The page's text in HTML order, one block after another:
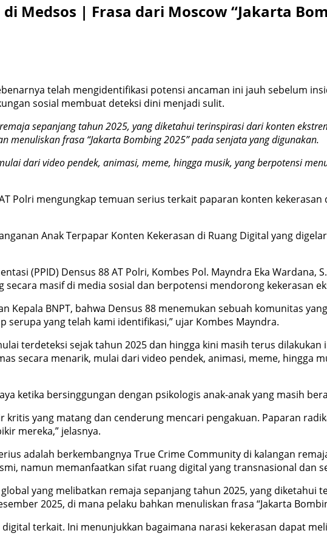
Medsos | Frasa dari Moscow “Jakarta
telah mengidentifikasi potensi ancaman ini jauh sebelum
sosial membuat deteksi dini menjadi sulit.
sepanjang tahun 2025, yang diketahui terinspirasi dari konten
menuliskan frasa “Jakarta Bombing 2025” pada senjata yang digunakan.
dari video pendek, animasi, meme, hingga musik, yang berpotensi
AT Polri mengungkap temuan serius terkait paparan konten
Anak Terpapar Konten Kekerasan di Ruang Digital yang
(PPID) Densus 88 AT Polri, Kombes Pol. Mayndra Eka Wardana,
masif di media sosial dan berpotensi mendorong kekerasan
Kepala BNPT, bahwa Densus 88 menemukan sebuah komunitas
yang telah kami identifikasi,” ujar Kombes Mayndra.
terdeteksi sejak tahun 2025 dan hingga kini masih terus
secara menarik, mulai dari video pendek, animasi, meme, hingga
ketika bersinggungan dengan psikologis anak-anak yang masih
yang matang dan cenderung mencari pengakuan. Paparan
mereka,” jelasnya.
adalah berkembangnya True Crime Community di kalangan
namun memanfaatkan sifat ruang digital yang transnasional dan
yang melibatkan remaja sepanjang tahun 2025, yang
2025, di mana pelaku bahkan menuliskan frasa “Jakarta
terkait. Ini menunjukkan bagaimana narasi kekerasan dapat